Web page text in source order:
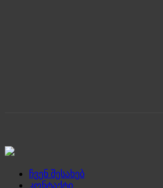
ჩვენ შესახებ
კონტაქტი